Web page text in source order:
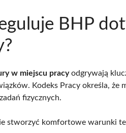
BHP
w miejscu pracyodgrywają
Kodeks Pracy określa, że
fizycznych.
stworzyć komfortowe warunki